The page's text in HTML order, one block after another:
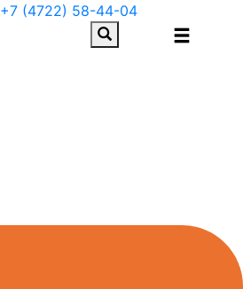
+7 (4722) 58-44-04